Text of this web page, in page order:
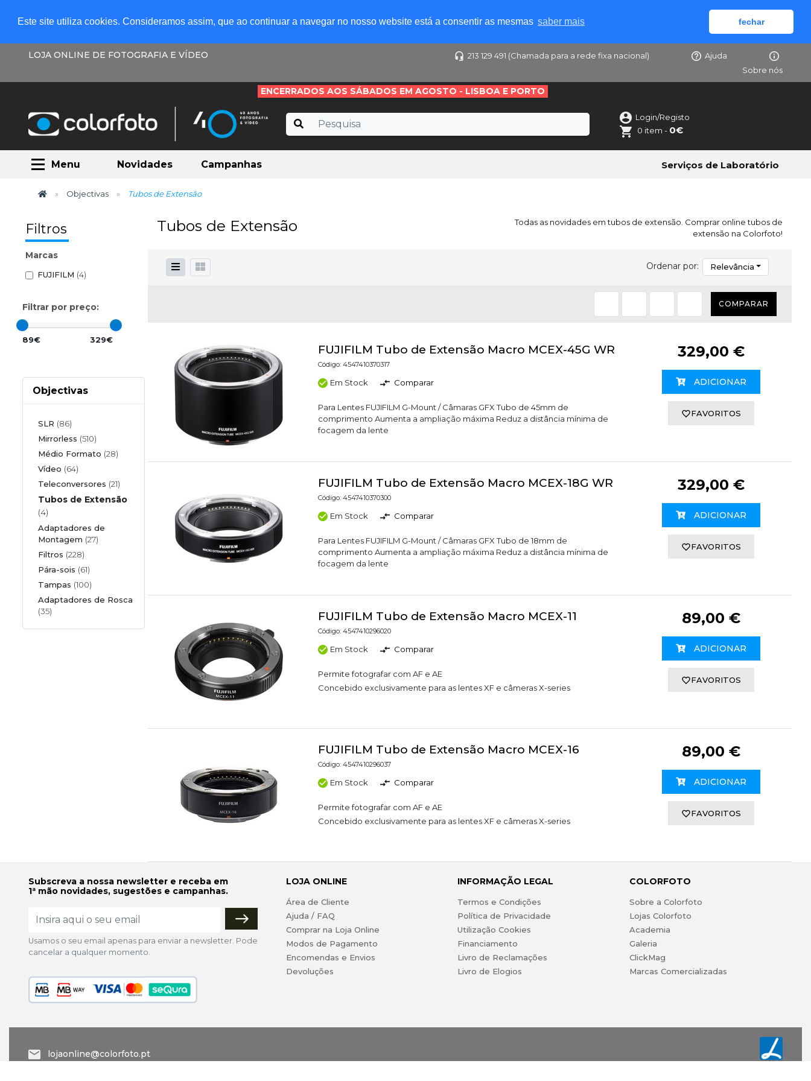
Este site utiliza cookies. Consideramos assim, que ao continuar a navegar no nosso website está a consentir as mesmas saber mais fechar
LOJA ONLINE DE FOTOGRAFIA E VÍDEO 213 129 491 (Chamada para a rede fixa nacional)
Ajuda
Sobre nós
ENCERRADOS AOS SÁBADOS EM AGOSTO - LISBOA E PORTO
Login/Registo
0 item - 0€
Menu Novidades Campanhas Serviços de Laboratório
Objectivas Tubos de Extensão
Filtros
Marcas
FUJIFILM (4)
Filtrar por preço:
89€ 329€
Objectivas
SLR (86)
Mirrorless (510)
Médio Formato (28)
Vídeo (64)
Teleconversores (21)
Tubos de Extensão
(4)
Adaptadores de
Montagem (27)
Filtros (228)
Pára-sois (61)
Tampas (100)
Adaptadores de Rosca
(35)
Tubos de Extensão
Todas as novidades em tubos de extensão. Comprar online tubos de
extensão na Colorfoto!
Ordenar por: Relevância
COMPARAR
FUJIFILM Tubo de Extensão Macro MCEX-45G WR
Código: 4547410370317
Em Stock Comparar
Para Lentes FUJIFILM G-Mount / Câmaras GFX Tubo de 45mm de
comprimento Aumenta a ampliação máxima Reduz a distância mínima de
focagem da lente
329,00 €
ADICIONAR
FAVORITOS
FUJIFILM Tubo de Extensão Macro MCEX-18G WR
Código: 4547410370300
Em Stock Comparar
Para Lentes FUJIFILM G-Mount / Câmaras GFX Tubo de 18mm de
comprimento Aumenta a ampliação máxima Reduz a distância mínima de
focagem da lente
329,00 €
ADICIONAR
FAVORITOS
FUJIFILM Tubo de Extensão Macro MCEX-11
Código: 4547410296020
Em Stock Comparar
Permite fotografar com AF e AE
Concebido exclusivamente para as lentes XF e câmeras X-series
89,00 €
ADICIONAR
FAVORITOS
FUJIFILM Tubo de Extensão Macro MCEX-16
Código: 4547410296037
Em Stock Comparar
Permite fotografar com AF e AE
Concebido exclusivamente para as lentes XF e câmeras X-series
89,00 €
ADICIONAR
FAVORITOS
Subscreva a nossa newsletter e receba em
1ª mão novidades, sugestões e campanhas.
Usamos o seu email apenas para enviar a newsletter. Pode
cancelar a qualquer momento.
LOJA ONLINE
Área de Cliente
Ajuda / FAQ
Comprar na Loja Online
Modos de Pagamento
Encomendas e Envios
Devoluções
INFORMAÇÃO LEGAL
Termos e Condições
Política de Privacidade
Utilização Cookies
Financiamento
Livro de Reclamações
Livro de Elogios
COLORFOTO
Sobre a Colorfoto
Lojas Colorfoto
Academia
Galeria
ClickMag
Marcas Comercializadas
lojaonline@colorfoto.pt